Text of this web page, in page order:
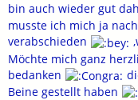
bin auch wieder gut
musste ich mich ja
verabschieden
Möchte mich ganz
bedanken
Beine gestellt haben